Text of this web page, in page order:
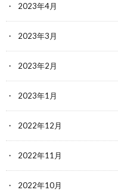
2023年4月
2023年3月
2023年2月
2023年1月
2022年12月
2022年11月
2022年10月